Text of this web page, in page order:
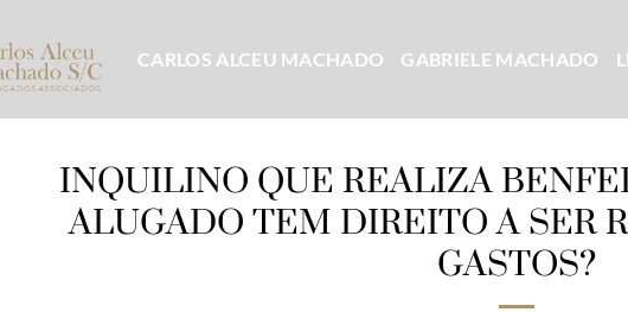
CARLOS ALCEU MACHADO GABRIELE MACHADO
INQUILINO QUE REALIZA
ALUGADO TEM DIREITO A SER
GASTOS?